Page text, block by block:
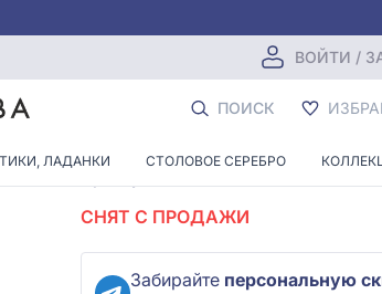
ВОЙТИ /
ПОИСК
ЛАДАНКИ СТОЛОВОЕ СЕРЕБРО
Серебряная Подвеска
СНЯТ С ПРОДАЖИ
Забирайте персональную